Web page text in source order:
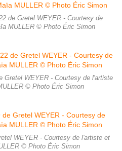
de Gretel WEYER - Courtesy de
MULLER © Photo Éric Simon
Gretel WEYER - Courtesy de l'artiste
© Photo Éric Simon
WEYER - Courtesy de l'artiste et
© Photo Éric Simon